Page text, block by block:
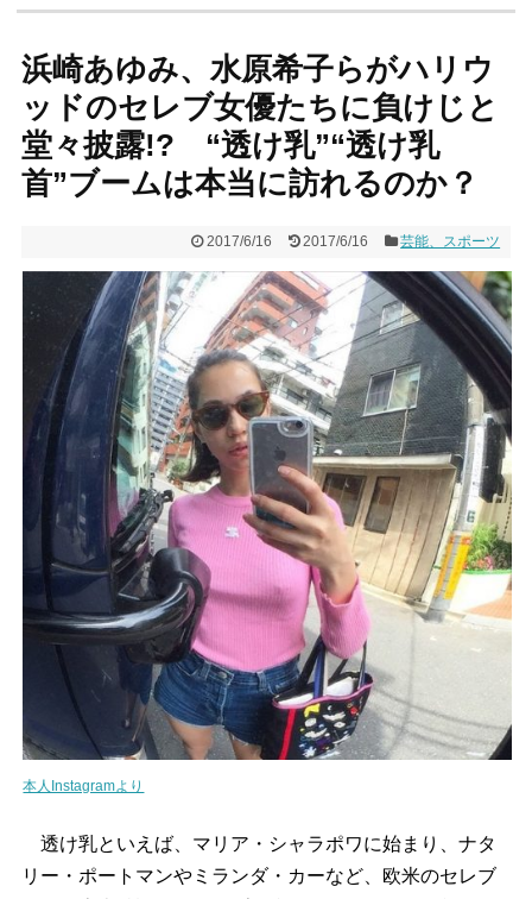
浜崎あゆみ、水原希子らがハリウ
ッドのセレブ女優たちに負けじと
堂々披露!? “透け乳”“透け乳
首”ブームは本当に訪れるのか？
2017/6/16 2017/6/16 芸能、スポーツ
本人Instagramより
透け乳といえば、マリア・シャラポワに始まり、ナタ
リー・ポートマンやミランダ・カーなど、欧米のセレブ